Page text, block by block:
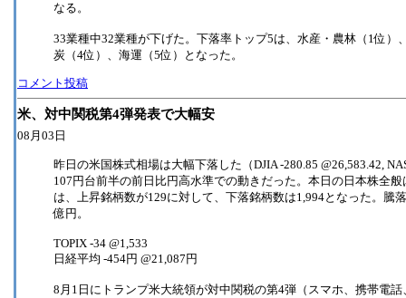
なる。
33業種中32業種が下げた。下落率トップ5は、水産・農林（1位
炭（4位）、海運（5位）となった。
コメント投稿
米、対中関税第4弾発表で大幅安
08月03日
昨日の米国株式相場は大幅下落した（DJIA -280.85 @26,583.42,
107円台前半の前日比円高水準での動きだった。本日の日本株全
は、上昇銘柄数が129に対して、下落銘柄数は1,994となった。騰
億円。
TOPIX -34 @1,533
日経平均 -454円 @21,087円
8月1日にトランプ米大統領が対中関税の第4弾（スマホ、携帯電